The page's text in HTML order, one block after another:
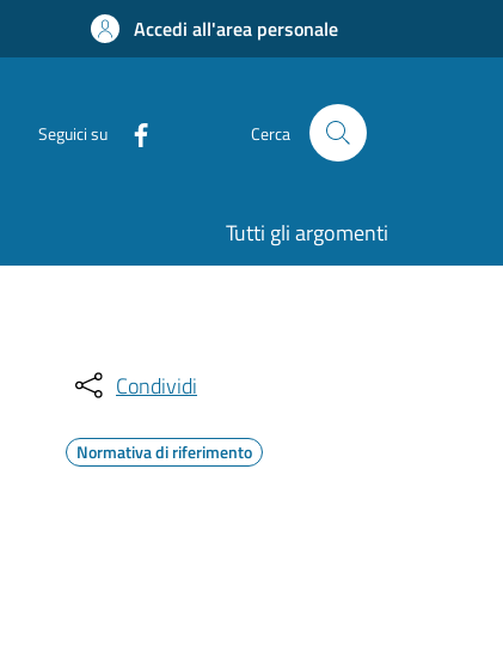
Accedi all'area personale
Seguici su Cerca
Tutti gli argomenti
Condividi
Normativa di riferimento